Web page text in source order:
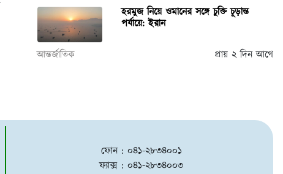
হরমুজ নিয়ে ওমানের সঙ্গে চুক্তি চূড়ান্ত
পর্যায়ে: ইরান
আন্তর্জাতিক প্রায় ২ দিন আগে
ফোন : ০৪১-২৮৩৪০০১
ফ্যাক্স : ০৪১-২৮৩৪০০৩